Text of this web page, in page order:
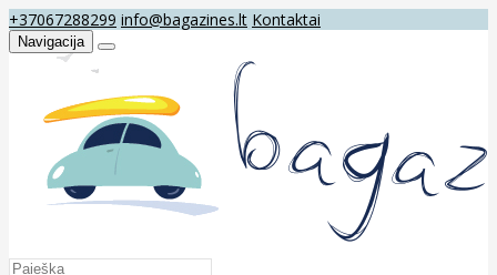
+37067288299 info@bagazines.lt Kontaktai
Navigacija